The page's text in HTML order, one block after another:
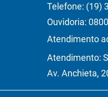
Telefone: (19)
Ouvidoria:
Atendimento
Atendimento:
Av. Anchieta,